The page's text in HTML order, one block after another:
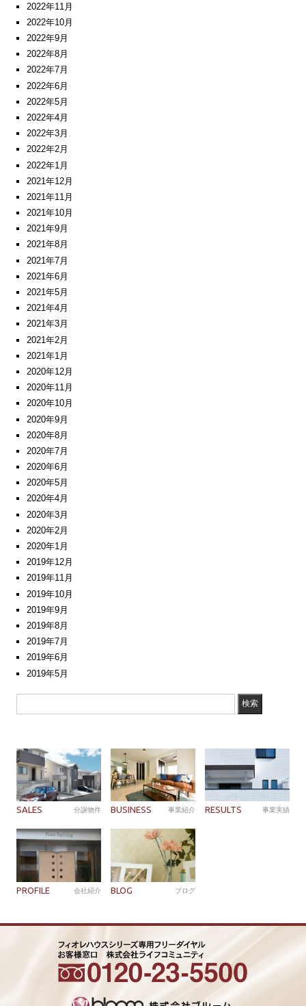
2022年11月
2022年10月
2022年9月
2022年8月
2022年7月
2022年6月
2022年5月
2022年4月
2022年3月
2022年2月
2022年1月
2021年12月
2021年11月
2021年10月
2021年9月
2021年8月
2021年7月
2021年6月
2021年5月
2021年4月
2021年3月
2021年2月
2021年1月
2020年12月
2020年11月
2020年10月
2020年9月
2020年8月
2020年7月
2020年6月
2020年5月
2020年4月
2020年3月
2020年2月
2020年1月
2019年12月
2019年11月
2019年10月
2019年9月
2019年8月
2019年7月
2019年6月
2019年5月
SALES 分譲物件 BUSINESS 事業紹介 RESULTS 事業実績
PROFILE 会社紹介 BLOG ブログ